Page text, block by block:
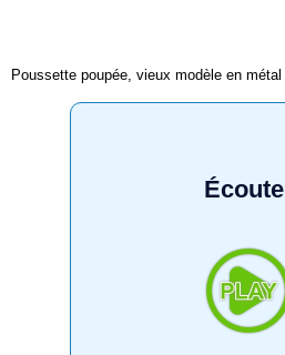
Poussette poupée, vieux modèle en